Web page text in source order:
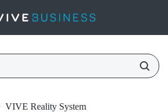
VIVE Reality System